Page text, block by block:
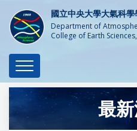
國立中央大學大氣科學
Department of
College of Earth
Toggle
navigation
最